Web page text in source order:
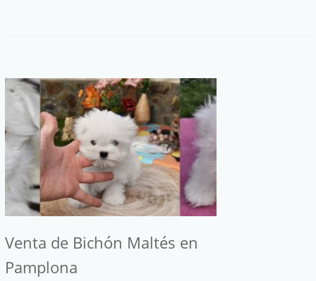
Venta de Bichón Maltés en
Pamplona